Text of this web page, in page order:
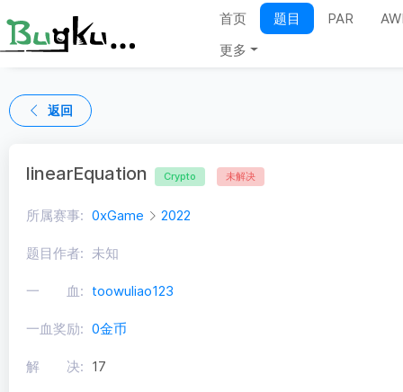
首页 题目 PAR
更多
返回
linearEquation Crypto 未解决
所属赛事: 0xGame 2022
题目作者: 未知
一 血: toowuliao123
一血奖励: 0金币
解 决: 17